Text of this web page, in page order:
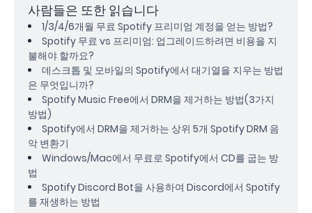
사람들은 또한 읽습니다
1/3/4/6개월 무료 Spotify 프리미엄 계정을 얻는 방법?
Spotify 무료 vs 프리미엄: 업그레이드하려면 비용을 지
불해야 할까요?
데스크톱 및 모바일의 Spotify에서 대기열을 지우는 방법
은 무엇입니까?
Spotify Music Free에서 DRM을 제거하는 방법(3가지
방법)
Spotify에서 DRM을 제거하는 상위 5개 Spotify DRM 음
악 변환기
Windows/Mac에서 무료로 Spotify에서 CD를 굽는 방
법
Spotify Discord Bot을 사용하여 Discord에서 Spotify
를 재생하는 방법